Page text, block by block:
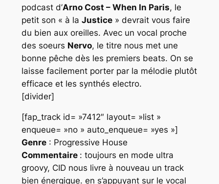
podcast d’Arno Cost – When In Paris, le
petit son « à la Justice» devrait vous faire
du bien aux oreilles. Avec un vocal proche
des soeurs Nervo, le titre nous met une
bonne pêche dès les premiers beats. On se
laisse facilement porter par la mélodie plutôt
efficace et les synthés electro.
[divider]
[fap_track id= »7412″ layout= »list »
enqueue= »no » auto_enqueue= »yes »]
Genre: Progressive House
Commentaire : toujours en mode ultra
groovy, CID nous livre à nouveau un track
bien énergique. en s’appuyant sur le vocal